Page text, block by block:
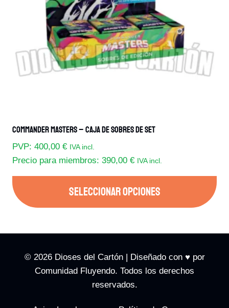
Commander Masters – Caja De Sobres De Set
PVP: 400,00 € IVA incl.
Precio para miembros: 390,00 € IVA incl.
SELECCIONAR OPCIONES
múltiples
variantes.
© 2026 Dioses del Cartón | Diseñado con ♥️ por
Comunidad Fluyendo. Todos los derechos
reservados.